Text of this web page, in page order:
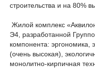
строительства и на 80%
Жилой комплекс
Э4, разработанной
компонента: эргономика,
(очень высокая),
монолитно-кирпичная